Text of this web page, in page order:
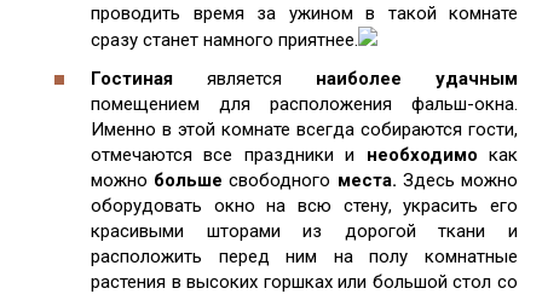
проводить время за ужином в такой комнате
сразу станет намного приятнее.
Гостиная является наиболее удачным
помещением для расположения фальш-окна.
Именно в этой комнате всегда собираются гости,
отмечаются все праздники и необходимо как
можно больше свободного места. Здесь можно
оборудовать окно на всю стену, украсить его
красивыми шторами из дорогой ткани и
расположить перед ним на полу комнатные
растения в высоких горшках или большой стол со